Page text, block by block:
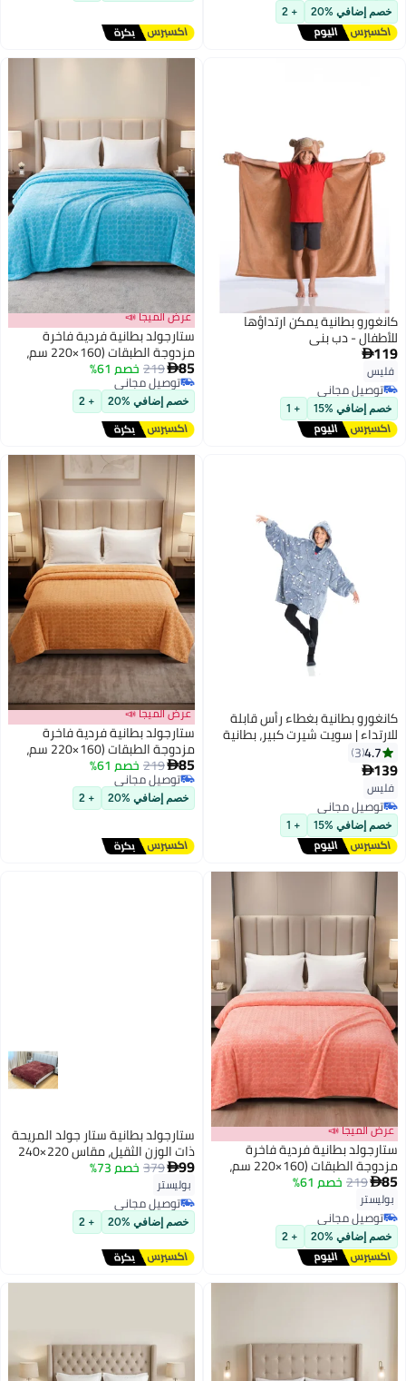
الدافئ
توصيل مجاني
خصم إضافي %20 + 2 الدافئ
كانغورو بطانية يمكن ارتداؤها
للأطفال - دب بني
119
فليس
توصيل مجاني
توصيل مجاني
خصم إضافي %15 + 1
9
عرض الميجا 📣
ستارجولد بطانية فردية فاخرة
مزدوجة الطبقات (160×220 سم،
وزن 2 كجم) فائقة النعومة لراحة
مثالية في الشتاء، مثالية لسرير
فردي، وتتميز بملمس الفلانيل
الدافئ
85
219 خصم 61%
توصيل مجاني
توصيل مجاني
خصم إضافي %20 + 2
كانغورو بطانية بغطاء رأس قابلة
للارتداء | سويت شيرت كبير، بطانية
صوف بغطاء رأس للأطفال
والمراهقين، فائقة النعومة
ومريحة، جيب أمامي كبير، خفيفة
نجوم متوهجة
4.7
3
139
فليس
توصيل مجاني
توصيل مجاني
خصم إضافي %15 + 1
9
عرض الميجا 📣
ستارجولد بطانية فردية فاخرة
مزدوجة الطبقات (160×220 سم،
وزن 2 كجم) فائقة النعومة لراحة
مثالية في الشتاء، مثالية لسرير
فردي، وتتميز بملمس الفلانيل
الدافئ
85
219 خصم 61%
توصيل مجاني
توصيل مجاني
خصم إضافي %20 + 2
9
عرض الميجا 📣
ستارجولد بطانية فردية فاخرة
مزدوجة الطبقات (160×220 سم،
وزن 2 كجم) فائقة النعومة لراحة
مثالية في الشتاء، مثالية لسرير
فردي، وتتميز بملمس الفلانيل
الدافئ
85
219 خصم 61%
بوليستر
توصيل مجاني
توصيل مجاني
خصم إضافي %20 + 2
ستارجولد بطانية ستار جولد المريحة
ذات الوزن الثقيل، مقاس 220×240
سم، طبقة واحدة، بطانية شتوية
فائقة النعومة، ملمس صوفي
منقوش، وزن 10 أرطال، SG-BLC604
99
379 خصم 73%
بوليستر
توصيل مجاني
توصيل مجاني
خصم إضافي %20 + 2